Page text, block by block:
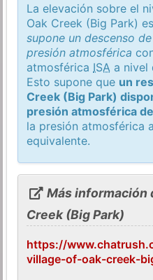
La elevación sobre el
Oak Creek (Big Park)
supone un descenso
presión atmosférica
atmosférica ISA a nivel
Esto supone que un
Creek (Big Park)
presión atmosférica
la presión atmosférica
equivalente.
Más información
Creek (Big Park)
https://
village-of-oak-creek-